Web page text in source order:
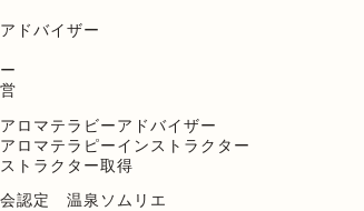
ドバイザー
ロマテラビーアドバイザー
ロマテラピーインストラクター
トラクター取得
認定 温泉ソムリエ